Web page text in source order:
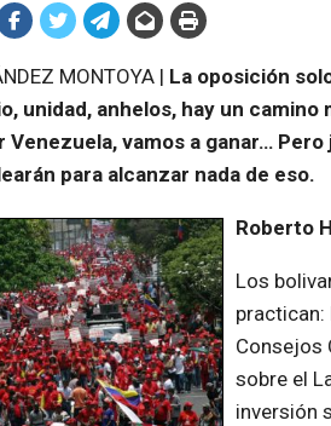
MONTOYA | La oposición
unidad, anhelos, hay un
Venezuela, vamos a ganar…
para alcanzar nada de eso.
Roberto
Los
practican:
Consejos
sobre el
inversión